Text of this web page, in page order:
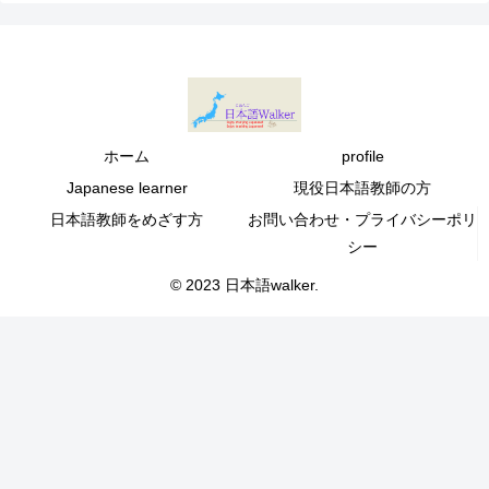
ホーム
profile
Japanese learner
現役日本語教師の方
日本語教師をめざす方
お問い合わせ・プライバシーポリ
シー
© 2023 日本語walker.